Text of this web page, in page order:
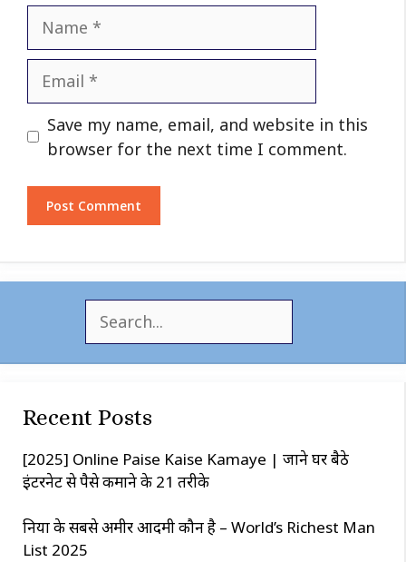
Name
Email
Website
Save my name, email, and website in this
browser for the next time I comment.
h
Recent Posts
[2025] Online Paise Kaise Kamaye | जाने घर बैठे
इंटरनेट से पैसे कमाने के 21 तरीके
दुनिया के सबसे अमीर आदमी कौन है – World’s Richest Man
List 2025